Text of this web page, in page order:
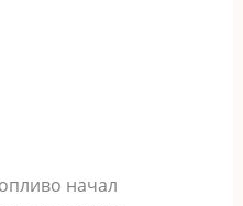
начал